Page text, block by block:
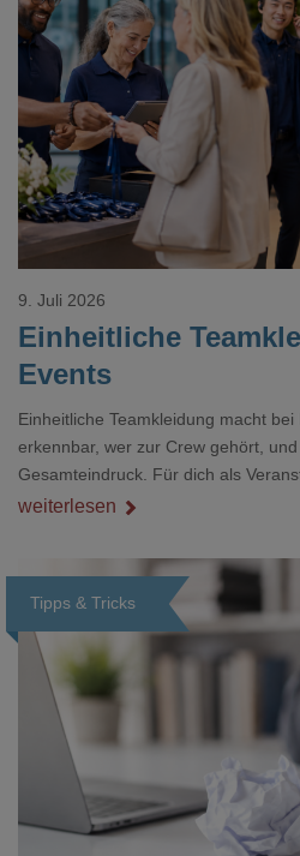
Einheitliche
Events
9. Juli 2026
Einheitliche Teamkleidung macht
erkennbar, wer zur Crew gehört,
Gesamteindruck. Für dich als
Nebenthema: Bei Textilien mit
weiterlesen
Tipps & Tricks